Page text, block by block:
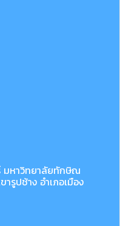
มหาวิทยาลัยทักษิณ
รูปช้าง อำเภอเมือง